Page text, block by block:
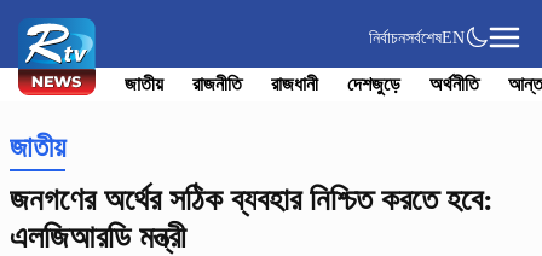
নির্বাচনসর্বশেষEN
জাতীয় রাজনীতি রাজধানী দেশজুড়ে অর্থনীতি
জাতীয়
জনগণের অর্থের সঠিক ব্যবহার নিশ্চিত করতে হবে:
এলজিআরডি মন্ত্রী